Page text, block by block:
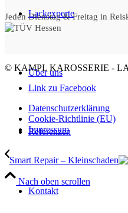
Lackexperte
Über uns
Referenzen
Kontakt
Jeden Dienstag & Freitag in
© KAMPL KAROSSERIE -
Link zu Facebook
Datenschutzerklärung
Cookie-Richtlinie (EU)
Impressum
Smart Repair – Kleinschaden
Nach oben scrollen